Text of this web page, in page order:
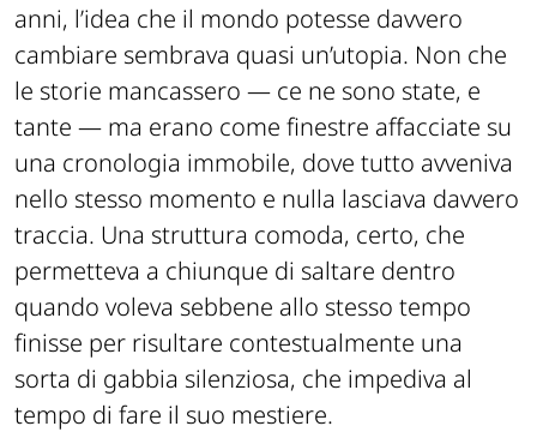
anni, l’idea che il mondo potesse davvero
cambiare sembrava quasi un’utopia. Non che
le storie mancassero — ce ne sono state, e
tante — ma erano come finestre affacciate su
una cronologia immobile, dove tutto avveniva
nello stesso momento e nulla lasciava davvero
traccia. Una struttura comoda, certo, che
permetteva a chiunque di saltare dentro
quando voleva sebbene allo stesso tempo
finisse per risultare contestualmente una
sorta di gabbia silenziosa, che impediva al
tempo di fare il suo mestiere.